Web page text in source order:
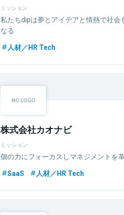
ミッション
私たちdipは夢とアイデアと情熱で社会
なる
人材／HR Tech
株式会社カオナビ
ミッション
個の力にフォーカスしマネジメントを
SaaS
人材／HR Tech